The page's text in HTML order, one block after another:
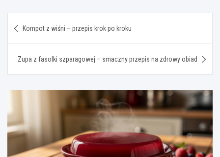
wpisu
Kompot z wiśni – przepis krok po kroku
Zupa z fasolki szparagowej – smaczny przepis na zdrowy obiad